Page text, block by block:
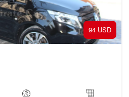
94 USD